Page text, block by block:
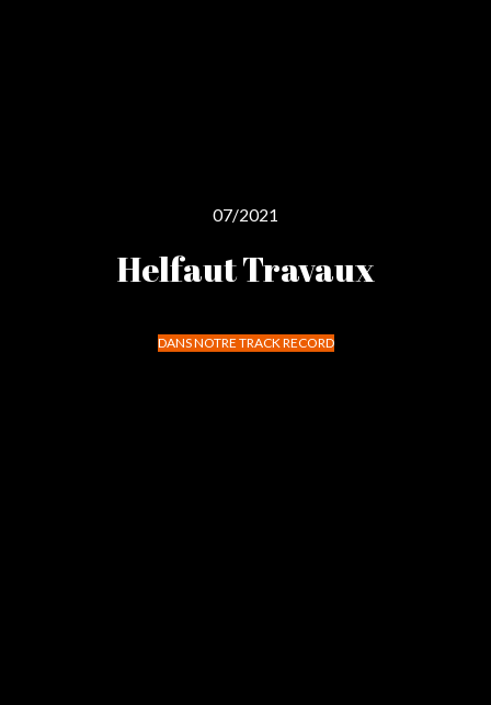
07/2021
Helfaut Travaux
DANS NOTRE TRACK RECORD